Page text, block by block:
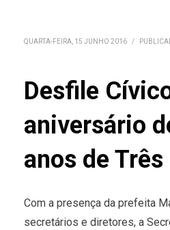
QUARTA-FEIRA, 15 JUNHO 2016 /
Desfile
aniversário
anos de
Com a presença da prefeita
secretários e diretores, a